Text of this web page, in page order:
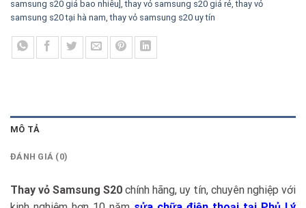
samsung s20 giá bao nhiêu] ,thay vỏ samsung s20 giá rẻ ,thay vỏ
samsung s20 tại hà nam ,thay vỏ samsung s20 uy tín
MÔ TẢ
ĐÁNH GIÁ (0)
Thay vỏ Samsung S20 chính hãng, uy tín, chuyên nghiệp với